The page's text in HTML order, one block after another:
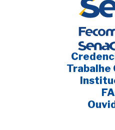
Trabalhe